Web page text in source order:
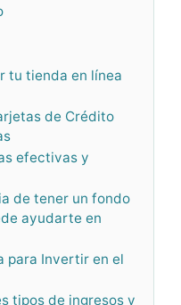
tu tienda en línea
de Crédito
efectivas y
de tener un fondo
ayudarte en
para Invertir en el
tipos de ingresos y